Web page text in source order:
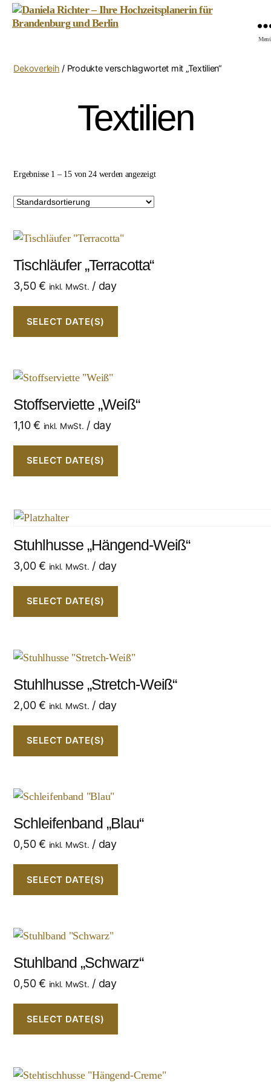
-
Ihre
Dekoverleih / Produkte verschlagwortet mit „Textilien“
Textilien
Ergebnisse 1 – 15 von 24 werden angezeigt
Tischläufer „Terracotta“
3,50€ inkl. MwSt. / day
SELECT DATE(S)
Stoffserviette „Weiß“
1,10€ inkl. MwSt. / day
SELECT DATE(S)
Stuhlhusse „Hängend-Weiß“
3,00€ inkl. MwSt. / day
SELECT DATE(S)
Stuhlhusse „Stretch-Weiß“
2,00€ inkl. MwSt. / day
SELECT DATE(S)
Schleifenband „Blau“
0,50€ inkl. MwSt. / day
SELECT DATE(S)
Stuhlband „Schwarz“
0,50€ inkl. MwSt. / day
SELECT DATE(S)